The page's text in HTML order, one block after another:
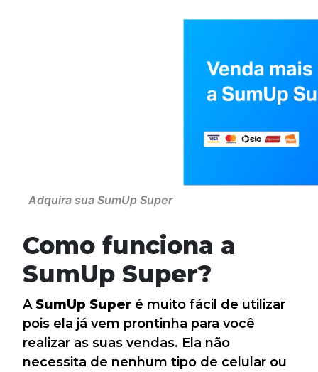
Adquira sua SumUp Super
Como funciona a
SumUp Super?
A SumUp Super é muito fácil de utilizar
pois ela já vem prontinha para você
realizar as suas vendas. Ela não
necessita de nenhum tipo de celular ou